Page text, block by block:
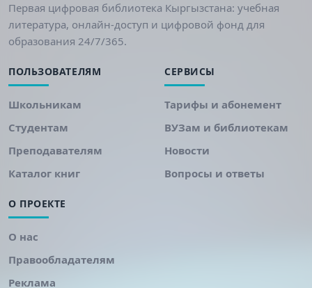
Первая цифровая библиотека Кыргызстана: учебная
литература, онлайн-доступ и цифровой фонд для
образования 24/7/365.
ПОЛЬЗОВАТЕЛЯМ
Школьникам
Студентам
Преподавателям
Каталог книг
СЕРВИСЫ
Тарифы и абонемент
ВУЗам и библиотекам
Новости
Вопросы и ответы
О ПРОЕКТЕ
О нас
Правообладателям
Реклама